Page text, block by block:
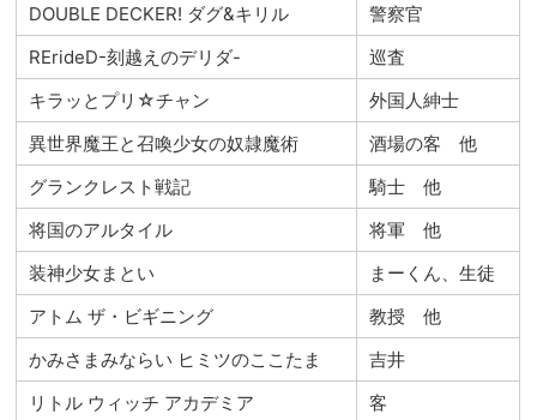
DOUBLE DECKER! ダグ&キリル
警察官
RErideD-刻越えのデリダ-
巡査
キラッとプリ☆チャン
外国人紳士
異世界魔王と召喚少女の奴隷魔術
酒場の客 他
グランクレスト戦記
騎士 他
将国のアルタイル
将軍 他
装神少女まとい
まーくん、生徒
アトム ザ・ビギニング
教授 他
かみさまみならい ヒミツのここたま
吉井
リトル ウィッチ アカデミア
客